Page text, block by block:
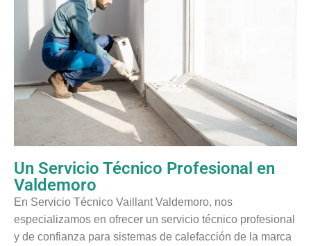
Un Servicio Técnico Profesional en
Valdemoro
En Servicio Técnico Vaillant Valdemoro, nos
especializamos en ofrecer un servicio técnico profesional
y de confianza para sistemas de calefacción de la marca